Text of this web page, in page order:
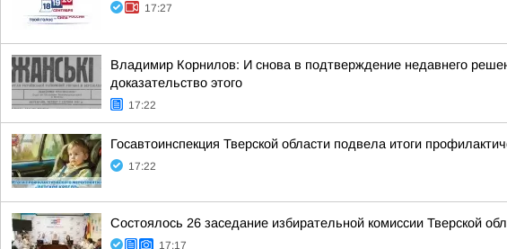
17:27
Владимир Корнилов: И снова в подтверждение недавнего
доказательство этого
17:22
Госавтоинспекция Тверской области подвела итоги
17:22
Состоялось 26 заседание избирательной комиссии Тверской
17:17